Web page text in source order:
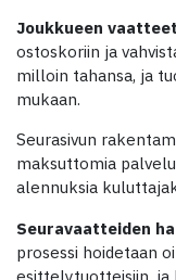
Joukkueen vaatteet
ostoskoriin ja
milloin tahansa, ja
mukaan.
Seurasivun
maksuttomia
alennuksia
Seuravaatteiden
prosessi hoidetaan
esittelytuotteisiin, ja